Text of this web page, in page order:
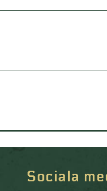
Sociala